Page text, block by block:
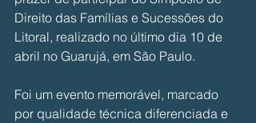
Direito das Famílias e Sucessões do
Litoral, realizado no último dia 10 de
abril no Guarujá, em São Paulo.
Foi um evento memorável, marcado
por qualidade técnica diferenciada e